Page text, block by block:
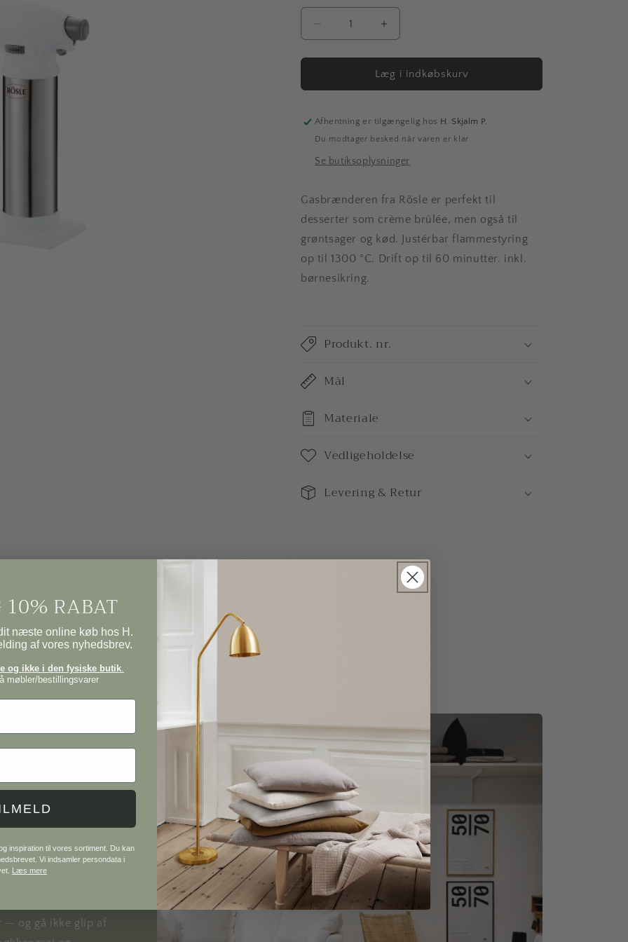
Reducer
antallet
for
Gasbrænder
Øg
antallet
for
Gasbrænder
Læg i indkøbskurv
Afhentning er tilgængelig hos H. Skjalm P.
Du modtager besked når varen er klar
Se butiksoplysninger
Gasbrænderen fra Rösle er perfekt til
desserter som crème brûlée, men også til
grøntsager og kød. Justérbar flammestyring
op til 1300 °C. Drift op til 60 minutter. inkl.
børnesikring.
Produkt. nr.
Mål
Materiale
Vedligeholdelse
Levering & Retur
og interiør
lamper og
og inspirerende
afdeling
— og gå ikke glip af
10% RABAT
næste online køb hos H.
af vores nyhedsbrev.
og ikke i den fysiske butik
møbler/bestillingsvarer
inspiration til vores sortiment. Du kan
Vi indsamler persondata i
Læs mere